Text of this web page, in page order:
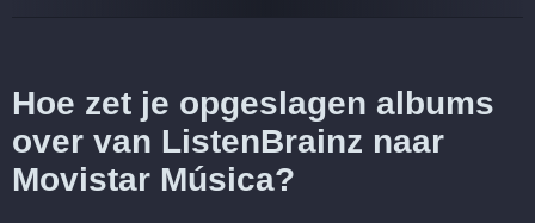
Hoe zet je opgeslagen albums
over van ListenBrainz naar
Movistar Música?